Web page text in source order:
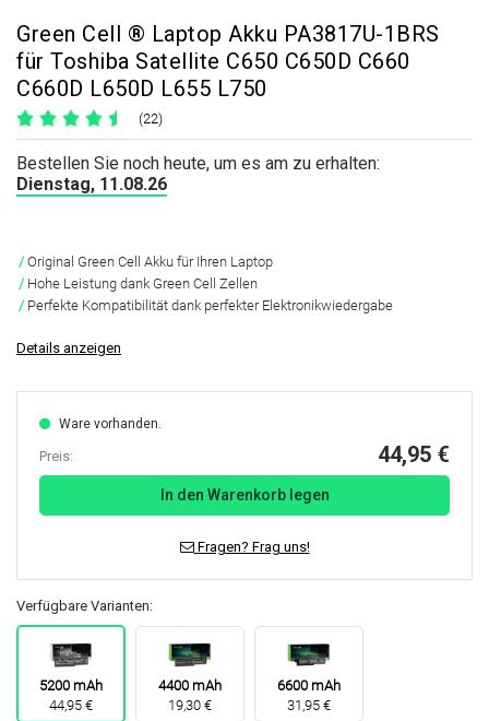
Green Cell ® Laptop Akku PA3817U-1BRS
für Toshiba Satellite C650 C650D C660
C660D L650D L655 L750
(22)
Bestellen Sie noch heute, um es am zu erhalten:
Dienstag, 11.08.26
Original Green Cell Akku für Ihren Laptop
Hohe Leistung dank Green Cell Zellen
Perfekte Kompatibilität dank perfekter Elektronikwiedergabe
Details anzeigen
Ware vorhanden.
Preis: 44,95 €
In den Warenkorb legen
Fragen? Frag uns!
Verfügbare Varianten:
5200 mAh
44,95 €
4400 mAh
19,30 €
6600 mAh
31,95 €